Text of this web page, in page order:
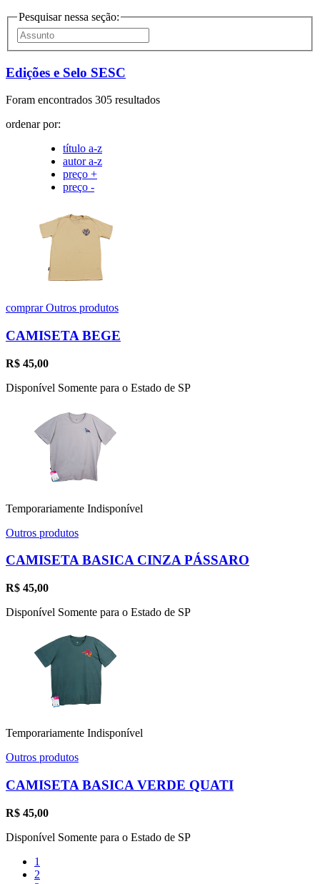
Pesquisar nessa seção:
Edições e Selo SESC
Foram encontrados 305 resultados
ordenar por:
título a-z
autor a-z
preço +
preço -
comprarOutros produtos
CAMISETA BEGE
R$ 45,00
Disponível Somente para o Estado de SP
Temporariamente Indisponível
Outros produtos
CAMISETA BASICA CINZA PÁSSARO
R$ 45,00
Disponível Somente para o Estado de SP
Temporariamente Indisponível
Outros produtos
CAMISETA BASICA VERDE QUATI
R$ 45,00
Disponível Somente para o Estado de SP
1
2